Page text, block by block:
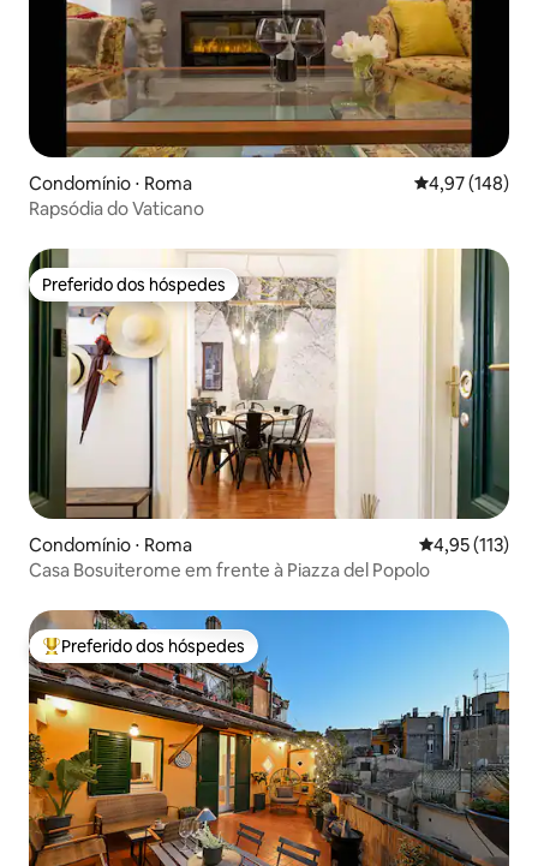
Condomínio ⋅ Roma 4,97 de uma
4,97 (148)
Rapsódia do Vaticano
Preferido dos hóspedes
Preferido dos hóspedes
Condomínio ⋅ Roma 4,95 de uma
4,95 (113)
Casa Bosuiterome em frente à Piazza del Popolo
Entre os melhores preferidos dos hóspedes
Preferido dos hóspedes